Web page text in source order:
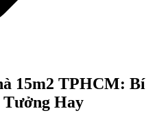
15m2 TPHCM: Bí
Tưởng Hay